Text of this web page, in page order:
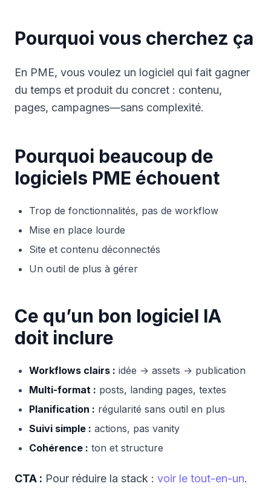
Pourquoi vous cherchez ça
En PME, vous voulez un logiciel qui fait gagner
du temps et produit du concret : contenu,
pages, campagnes—sans complexité.
Pourquoi beaucoup de
logiciels PME échouent
Trop de fonctionnalités, pas de workflow
Mise en place lourde
Site et contenu déconnectés
Un outil de plus à gérer
Ce qu’un bon logiciel IA
doit inclure
Workflows clairs : idée → assets → publication
Multi-format : posts, landing pages, textes
Planification : régularité sans outil en plus
Suivi simple : actions, pas vanity
Cohérence : ton et structure
CTA : Pour réduire la stack : voir le tout-en-un.